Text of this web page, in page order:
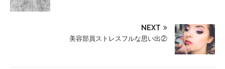
NEXT
美容部員ストレスフルな思い出②